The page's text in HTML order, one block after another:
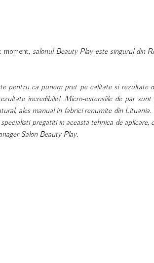
salonul Beauty Play este singurul din
pentru ca punem pret pe calitate si rezultate
incredibile! Micro-extensiile de par sunt
ales manual in fabrici renumite din
pregatiti in aceasta tehnica de
Salon Beauty Play.